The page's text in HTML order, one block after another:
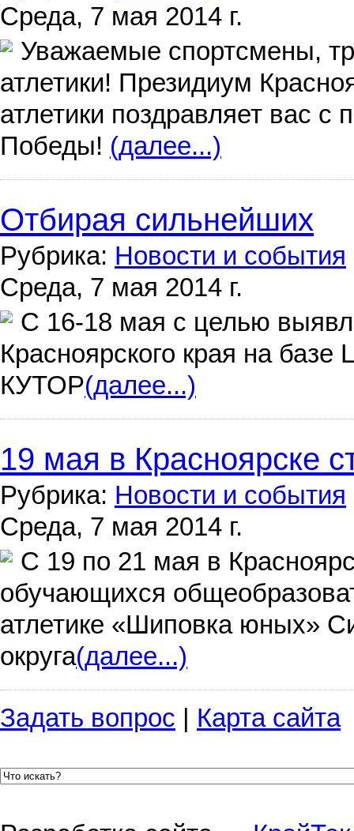
Среда, 7 мая 2014 г.
Уважаемые спортсмены,
атлетики! Президиум
атлетики поздравляет вас с
Победы! (далее...)
Отбирая сильнейших
Рубрика: Новости и события
Среда, 7 мая 2014 г.
С 16-18 мая с целью
Красноярского края на базе
КУТОР(далее...)
19 мая в Красноярске
Рубрика: Новости и события
Среда, 7 мая 2014 г.
С 19 по 21 мая в
обучающихся
атлетике «Шиповка юных»
округа(далее...)
Задать вопрос Карта сайта